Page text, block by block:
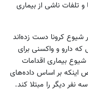
تلفات ناشی از بیماری
شیوع کرونا دست زده‌اند
دارو و واکسنی برای
بیماری اقدامات
بر اساس داده‌های
نفر دیگر را مبتلا کند.